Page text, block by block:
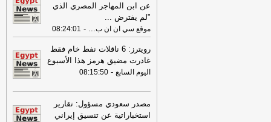
عن ابن المهاجر المصري الذي
"لم يفترض ...
موقع سي ان ان ب...
-
08:24:01
رويترز: 6 ناقلات نفط خام فقط
غادرت مضيق هرمز هذا الأسبوع
اليوم السابع -
08:15:50
مصدر سعودي مسؤول: تقارير
استخباراتية عن تنسيق إيراني